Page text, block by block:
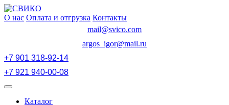
Перейти
к
О нас Оплата и отгрузка Контакты
mail@svico.com
argos_igor@mail.ru
+7 901 318-92-14
+7 921 940-00-08
Открыть
Каталог